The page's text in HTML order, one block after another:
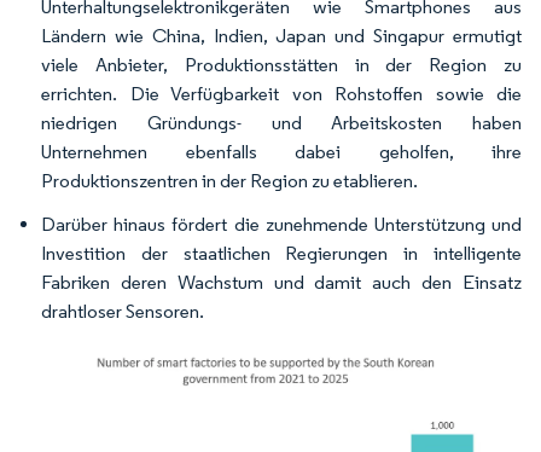
Unterhaltungselektronikgeräten wie Smartphones aus
Ländern wie China, Indien, Japan und Singapur ermutigt
viele Anbieter, Produktionsstätten in der Region zu
errichten. Die Verfügbarkeit von Rohstoffen sowie die
niedrigen Gründungs- und Arbeitskosten haben
Unternehmen ebenfalls dabei geholfen, ihre
Produktionszentren in der Region zu etablieren.
Darüber hinaus fördert die zunehmende Unterstützung und
Investition der staatlichen Regierungen in intelligente
Fabriken deren Wachstum und damit auch den Einsatz
drahtloser Sensoren.